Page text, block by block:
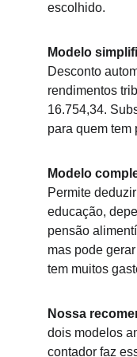
escolhido.
Modelo
Desconto
rendimentos
16.754,34.
para quem tem
Modelo
Permite
educação,
pensão
mas pode
tem muitos
Nossa
dois modelos
contador faz